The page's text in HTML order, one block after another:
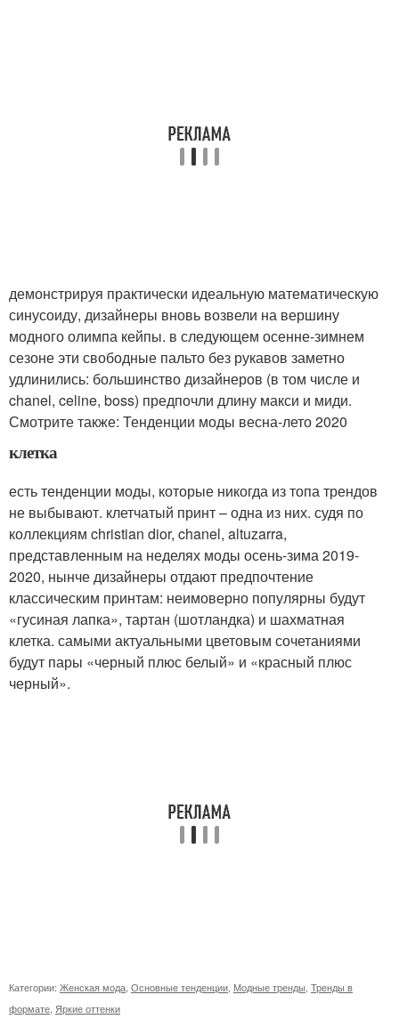
демонстрируя практически идеальную математическую
синусоиду, дизайнеры вновь возвели на вершину
модного олимпа кейпы. в следующем осенне-зимнем
сезоне эти свободные пальто без рукавов заметно
удлинились: большинство дизайнеров (в том числе и
chanel, celine, boss) предпочли длину макси и миди.
Смотрите также: Тенденции моды весна-лето 2020
клетка
есть тенденции моды, которые никогда из топа трендов
не выбывают. клетчатый принт – одна из них. судя по
коллекциям christian dior, chanel, altuzarra,
представленным на неделях моды осень-зима 2019-
2020, нынче дизайнеры отдают предпочтение
классическим принтам: неимоверно популярны будут
«гусиная лапка», тартан (шотландка) и шахматная
клетка. самыми актуальными цветовым сочетаниями
будут пары «черный плюс белый» и «красный плюс
черный».
Категории: Женская мода Основные тенденции Модные тренды Тренды в
формате Яркие оттенки